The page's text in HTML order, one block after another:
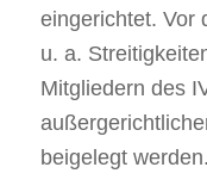
eingerichtet. Vor
u. a.
Mitgliedern des
beigelegt werden.